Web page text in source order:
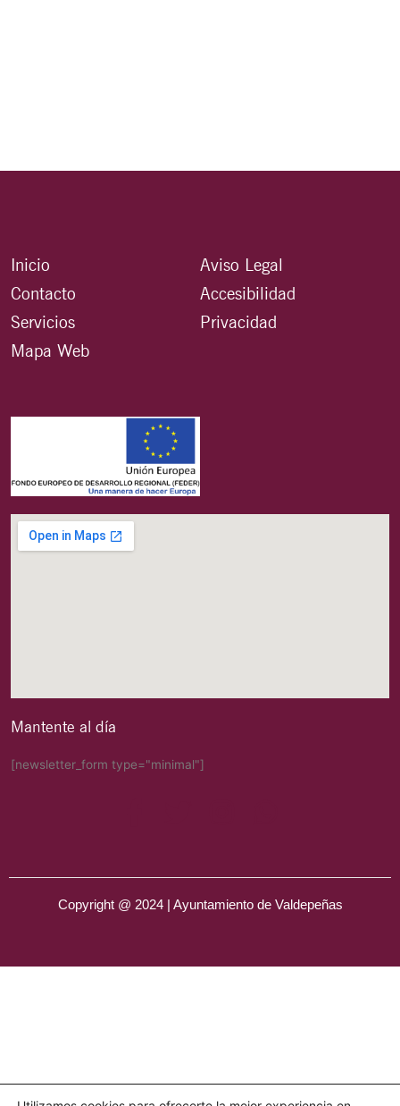
Inicio
Contacto
Servicios
Mapa Web
Aviso Legal
Accesibilidad
Privacidad
Mantente al día
[newsletter_form type="minimal"]
Copyright @ 2024 | Ayuntamiento de Valdepeñas